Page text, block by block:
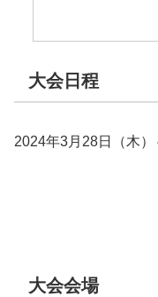
大会日程
2024年3月28日（木）
大会会場